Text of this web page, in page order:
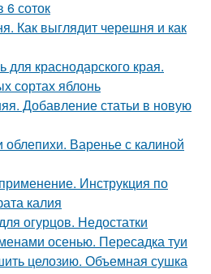
6 соток
Как выглядит черешня и как
краснодарского края.
сортах яблонь
Добавление статьи в новую
Варенье с калиной
Инструкция по
калия
огурцов. Недостатки
осенью. Пересадка туи
целозию. Объемная сушка